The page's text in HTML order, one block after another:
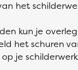
het
kun je
het schuren
je